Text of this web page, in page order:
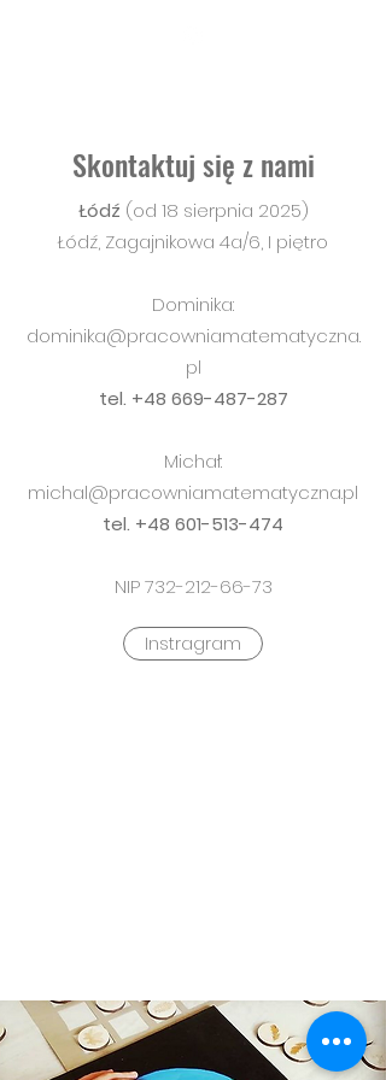
Skontaktuj się z nami
Łódź (od 18 sierpnia 2025)
Łódź, Zagajnikowa 4a/6, I piętro
Dominika:
dominika@pracowniamatematyczna.
pl
tel. +48 669-487-287
Michał:
michal@pracowniamatematyczna.pl
tel. +48 601-513-474
NIP732-212-66-73
Instragram